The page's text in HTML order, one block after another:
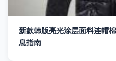
新款韩版亮光涂层面料连帽
息指南